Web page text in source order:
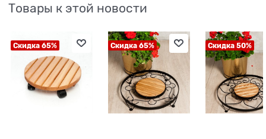
Товары к этой новости
Скидка 65% Скидка 65% Скидка 50%